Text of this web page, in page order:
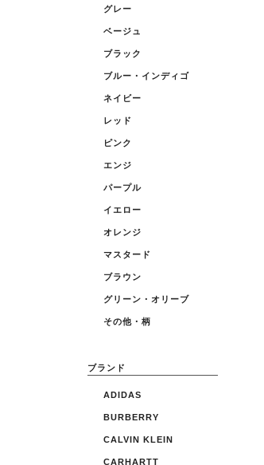
グレー
ベージュ
ブラック
ブルー・インディゴ
ネイビー
レッド
ピンク
エンジ
パープル
イエロー
オレンジ
マスタード
ブラウン
グリーン・オリーブ
その他・柄
ブランド
ADIDAS
BURBERRY
CALVIN KLEIN
CARHARTT